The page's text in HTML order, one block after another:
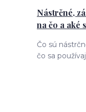
Nástrčné,
na čo a aké
Čo sú
čo sa